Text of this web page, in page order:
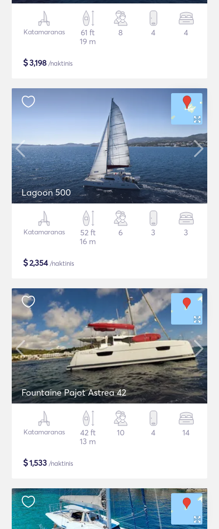
Katamaranas
61 ft
19 m
8 4 4
$3,198 /naktinis
Lagoon 500
Katamaranas
52 ft
16 m
6 3 3
$2,354/naktinis
Fountaine Pajot Astrea 42
Katamaranas
42 ft
13 m
10 4 14
$1,533 /naktinis